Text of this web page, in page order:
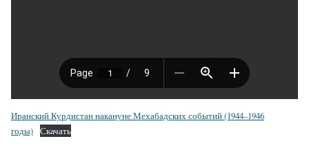
Иранский Курдистан накануне Мехабадских событий (1944–1946
годы) Скачать